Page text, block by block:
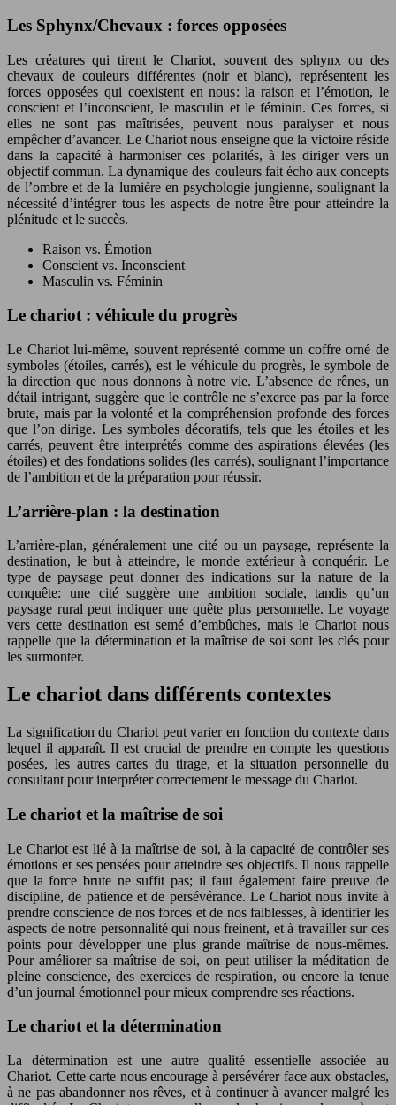
Les Sphynx/Chevaux : forces opposées
Les créatures qui tirent le Chariot, souvent des sphynx ou des
chevaux de couleurs différentes (noir et blanc), représentent les
forces opposées qui coexistent en nous: la raison et l’émotion, le
conscient et l’inconscient, le masculin et le féminin. Ces forces, si
elles ne sont pas maîtrisées, peuvent nous paralyser et nous
empêcher d’avancer. Le Chariot nous enseigne que la victoire réside
dans la capacité à harmoniser ces polarités, à les diriger vers un
objectif commun. La dynamique des couleurs fait écho aux concepts
de l’ombre et de la lumière en psychologie jungienne, soulignant la
nécessité d’intégrer tous les aspects de notre être pour atteindre la
plénitude et le succès.
Raison vs. Émotion
Conscient vs. Inconscient
Masculin vs. Féminin
Le chariot : véhicule du progrès
Le Chariot lui-même, souvent représenté comme un coffre orné de
symboles (étoiles, carrés), est le véhicule du progrès, le symbole de
la direction que nous donnons à notre vie. L’absence de rênes, un
détail intrigant, suggère que le contrôle ne s’exerce pas par la force
brute, mais par la volonté et la compréhension profonde des forces
que l’on dirige. Les symboles décoratifs, tels que les étoiles et les
carrés, peuvent être interprétés comme des aspirations élevées (les
étoiles) et des fondations solides (les carrés), soulignant l’importance
de l’ambition et de la préparation pour réussir.
L’arrière-plan : la destination
L’arrière-plan, généralement une cité ou un paysage, représente la
destination, le but à atteindre, le monde extérieur à conquérir. Le
type de paysage peut donner des indications sur la nature de la
conquête: une cité suggère une ambition sociale, tandis qu’un
paysage rural peut indiquer une quête plus personnelle. Le voyage
vers cette destination est semé d’embûches, mais le Chariot nous
rappelle que la détermination et la maîtrise de soi sont les clés pour
les surmonter.
Le chariot dans différents contextes
La signification du Chariot peut varier en fonction du contexte dans
lequel il apparaît. Il est crucial de prendre en compte les questions
posées, les autres cartes du tirage, et la situation personnelle du
consultant pour interpréter correctement le message du Chariot.
Le chariot et la maîtrise de soi
Le Chariot est lié à la maîtrise de soi, à la capacité de contrôler ses
émotions et ses pensées pour atteindre ses objectifs. Il nous rappelle
que la force brute ne suffit pas; il faut également faire preuve de
discipline, de patience et de persévérance. Le Chariot nous invite à
prendre conscience de nos forces et de nos faiblesses, à identifier les
aspects de notre personnalité qui nous freinent, et à travailler sur ces
points pour développer une plus grande maîtrise de nous-mêmes.
Pour améliorer sa maîtrise de soi, on peut utiliser la méditation de
pleine conscience, des exercices de respiration, ou encore la tenue
d’un journal émotionnel pour mieux comprendre ses réactions.
Le chariot et la détermination
La détermination est une autre qualité essentielle associée au
Chariot. Cette carte nous encourage à persévérer face aux obstacles,
à ne pas abandonner nos rêves, et à continuer à avancer malgré les